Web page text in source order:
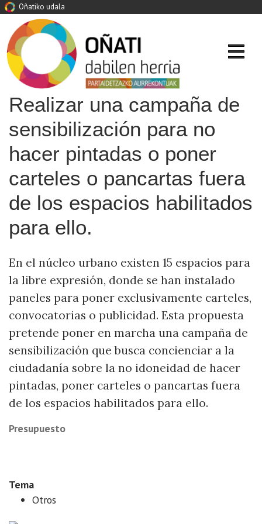
Oñatiko udala
Realizar una campaña de
sensibilización para no
hacer pintadas o poner
carteles o pancartas fuera
de los espacios habilitados
para ello.
En el núcleo urbano existen 15 espacios para
la libre expresión, donde se han instalado
paneles para poner exclusivamente carteles,
convocatorias o publicidad. Esta propuesta
pretende poner en marcha una campaña de
sensibilización que busca concienciar a la
ciudadanía sobre la no idoneidad de hacer
pintadas, poner carteles o pancartas fuera
de los espacios habilitados para ello.
Presupuesto
Tema
Otros